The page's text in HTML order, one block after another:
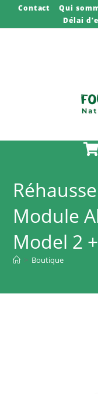
Contact Qui
Délai
Module
Model 2
> Boutique